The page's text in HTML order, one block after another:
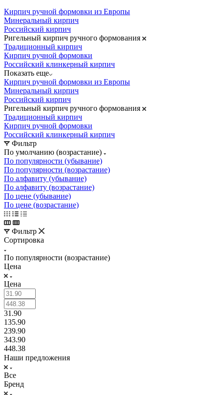
Кирпич ручной формовки из Европы
Минеральный кирпич
Российский кирпич
Ригельный кирпич ручного формования
Традиционный кирпич
Кирпич ручной формовки
Российский клинкерный кирпич
Показать еще
Кирпич ручной формовки из Европы
Минеральный кирпич
Российский кирпич
Ригельный кирпич ручного формования
Традиционный кирпич
Кирпич ручной формовки
Российский клинкерный кирпич
Фильтр
По умолчанию (возрастание)
По популярности (убывание)
По популярности (возрастание)
По алфавиту (убывание)
По алфавиту (возрастание)
По цене (убывание)
По цене (возрастание)
Фильтр
Сортировка
По популярности (возрастание)
Цена
Цена
31.90
135.90
239.90
343.90
448.38
Наши предложения
Все
Бренд